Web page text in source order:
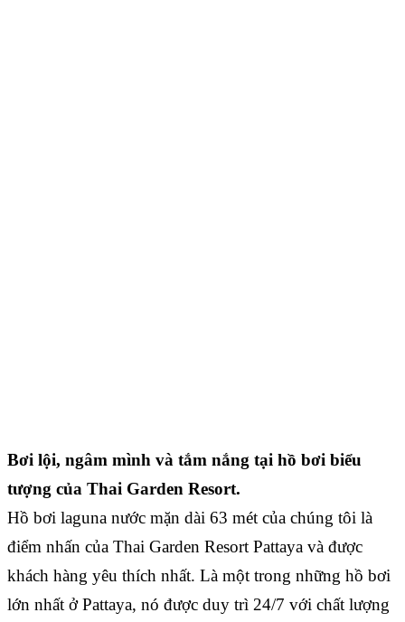
Bơi lội, ngâm mình và tắm nắng tại hồ bơi biểu
tượng của Thai Garden Resort.
Hồ bơi laguna nước mặn dài 63 mét của chúng tôi là
điểm nhấn của Thai Garden Resort Pattaya và được
khách hàng yêu thích nhất. Là một trong những hồ bơi
lớn nhất ở Pattaya, nó được duy trì 24/7 với chất lượng